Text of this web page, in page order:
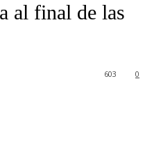
al final de las
0
603